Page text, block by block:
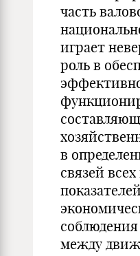
часть
играет
роль в
в
связей
между